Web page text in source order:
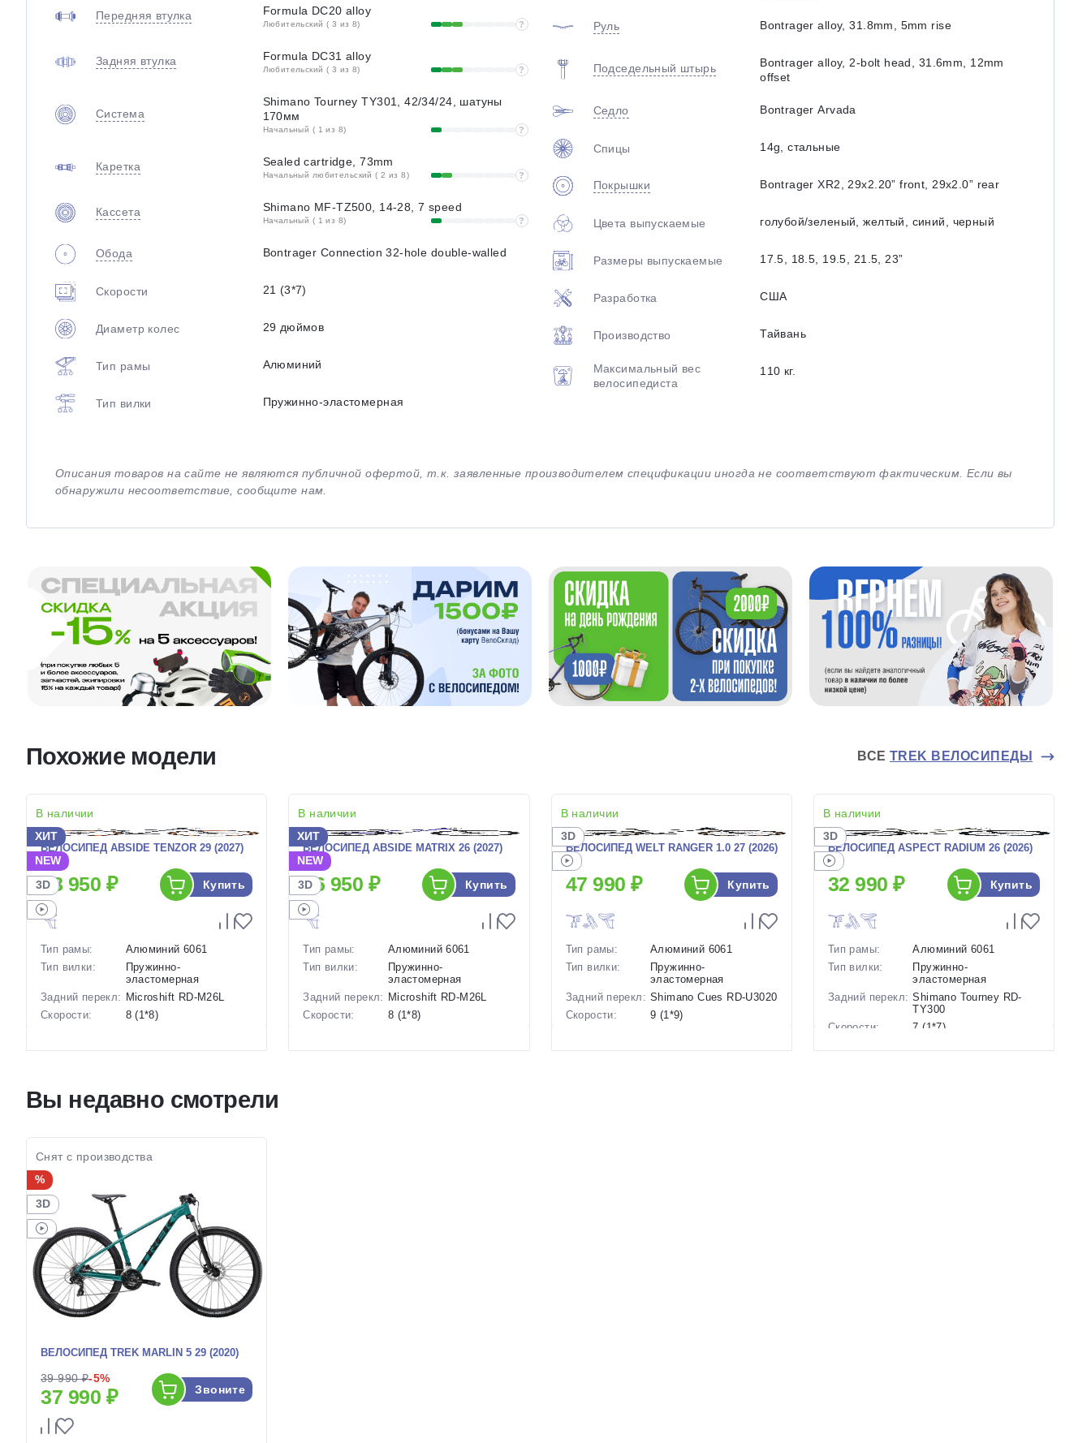
Передняя втулка Formula DC20 alloy
Любительский ( 3 из 8) ?
Задняя втулка Formula DC31 alloy
Любительский ( 3 из 8) ?
Система
Shimano Tourney TY301, 42/34/24, шатуны
170мм
Начальный ( 1 из 8) ?
Каретка Sealed cartridge, 73mm
Начальный любительский ( 2 из 8) ?
Кассета Shimano MF-TZ500, 14-28, 7 speed
Начальный ( 1 из 8) ?
Обода Bontrager Connection 32-hole double-walled
Скорости 21 (3*7)
Диаметр колес 29 дюймов
Тип рамы Алюминий
Тип вилки Пружинно-эластомерная
Руль Bontrager alloy, 31.8mm, 5mm rise
Подседельный штырь
Bontrager alloy, 2-bolt head, 31.6mm, 12mm
offset
Седло Bontrager Arvada
Спицы 14g, стальные
Покрышки Bontrager XR2, 29x2.20” front, 29x2.0” rear
Цвета выпускаемые голубой/зеленый, желтый, синий, черный
Размеры выпускаемые 17.5, 18.5, 19.5, 21.5, 23”
Разработка США
Производство Тайвань
Максимальный вес
велосипедиста
110 кг.
Описания товаров на сайте не являются публичной офертой, т.к. заявленные производителем спецификации иногда не соответствуют фактическим. Если вы
обнаружили несоответствие, сообщите нам.
Похожие модели ВСЕTREK ВЕЛОСИПЕДЫ
В наличии
ХИТ
NEW
3D
ВЕЛОСИПЕД ABSIDE TENZOR 29 (2027)
28 950 ₽ Купить
Тип рамы:
Алюминий 6061
Тип вилки:
Пружинно-
эластомерная
Задний перекл: Microshift RD-M26L
Скорости:
8 (1*8)
Цвет-размер в
наличии:
18 Серый, 20 Серый
В наличии
ХИТ
NEW
3D
ВЕЛОСИПЕД ABSIDE MATRIX 26 (2027)
26 950 ₽ Купить
Тип рамы:
Алюминий 6061
Тип вилки:
Пружинно-
эластомерная
Задний перекл: Microshift RD-M26L
Скорости:
8 (1*8)
В наличии
3D
ВЕЛОСИПЕД WELT RANGER 1.0 27 (2026)
47 990 ₽ Купить
Тип рамы:
Алюминий 6061
Тип вилки:
Пружинно-
эластомерная
Задний перекл: Shimano Cues RD-U3020
Скорости:
9 (1*9)
В наличии
3D
ВЕЛОСИПЕД ASPECT RADIUM 26 (2026)
32 990 ₽ Купить
Тип рамы:
Алюминий 6061
Тип вилки:
Пружинно-
эластомерная
Задний перекл: Shimano Tourney RD-
TY300
Скорости:
7 (1*7)
Вы недавно смотрели
Снят с производства
%
3D
ВЕЛОСИПЕД TREK MARLIN 5 29 (2020)
39 990 ₽-5%
37 990 ₽ Звоните